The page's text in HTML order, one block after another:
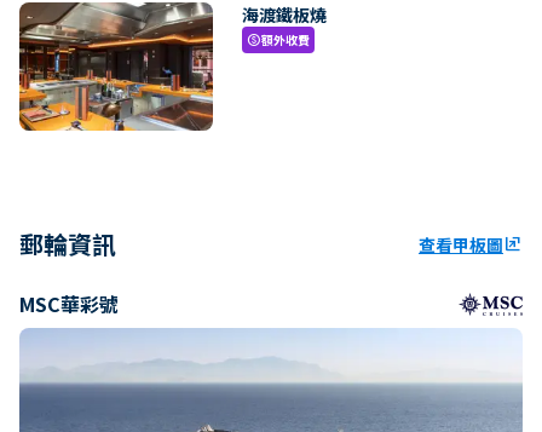
海渡鐵板燒
paid額外收費
郵輪資訊 查看甲板圖ungroup
MSC華彩號